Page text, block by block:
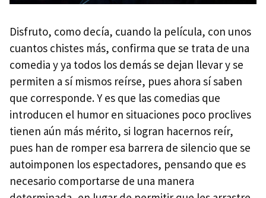
Disfruto, como decía, cuando la película, con unos
cuantos chistes más, confirma que se trata de una
comedia y ya todos los demás se dejan llevar y se
permiten a sí mismos reírse, pues ahora sí saben
que corresponde. Y es que las comedias que
introducen el humor en situaciones poco proclives
tienen aún más mérito, si logran hacernos reír,
pues han de romper esa barrera de silencio que se
autoimponen los espectadores, pensando que es
necesario comportarse de una manera